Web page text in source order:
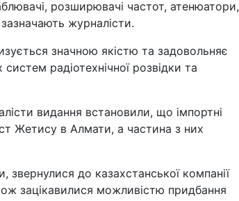
розширювачі частот, атенюатори,
журналісти.
значною якістю та задовольняє
радіотехнічної розвідки та
видання встановили, що імпортні
Жетису в Алмати, а частина з них
до казахстанської компанії
зацікавилися можливістю придбання